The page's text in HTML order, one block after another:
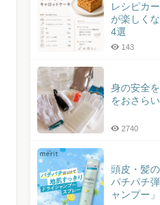
レシピカ
が楽しく
4選
143
身の安全
をおさら
2740
頭皮・髪
パチパチ
ャンプー」